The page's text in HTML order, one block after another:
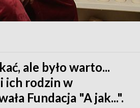
ale było warto...
ich rodzin w
Fundacja "A jak...".